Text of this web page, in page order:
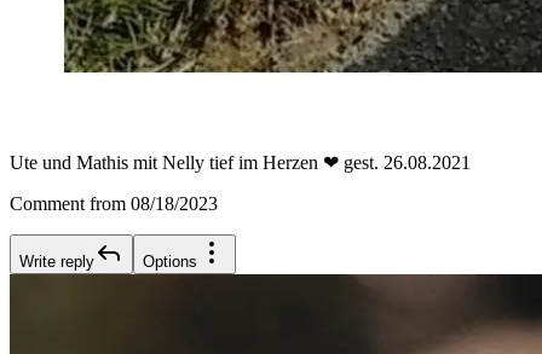
Ute und Mathis mit Nelly tief im Herzen ❤ gest. 26.08.2021
Comment from 08/18/2023
Write reply Options